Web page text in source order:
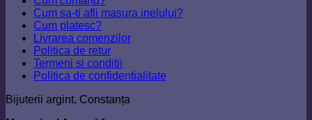
Cum sa-ti afli masura inelului?
Cum platesc?
Livrarea comenzilor
Politica de retur
Termeni si conditii
Politica de confidentialitate
Bijuterii argint, Constanța